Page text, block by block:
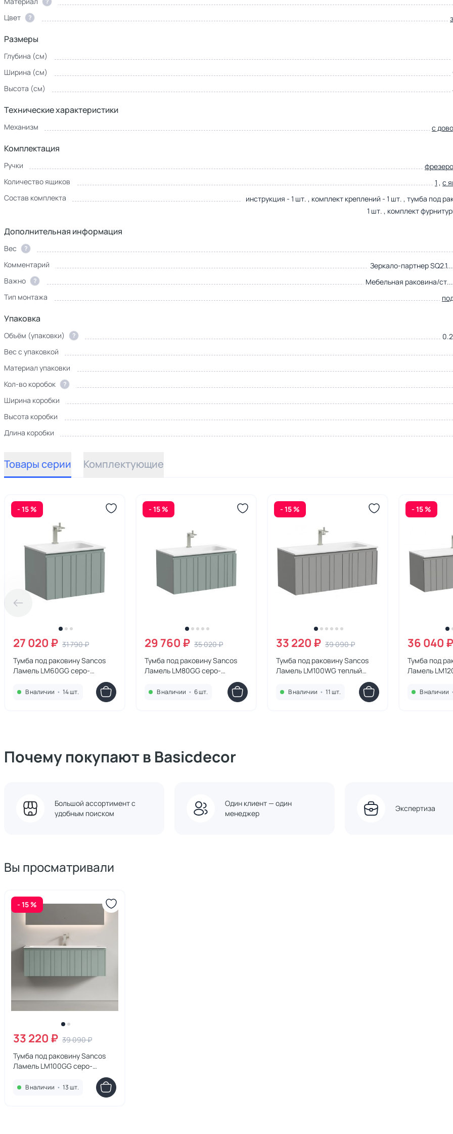
Цвет
?
Размеры
Глубина (см)
Ширина (см)
Высота (см)
Технические характеристики
Механизм с
Комплектация
Ручки
Количество ящиков
1 , с
Состав комплекта
инструкция - 1 шт. , комплект креплений - 1 шт. , тумба под
1 шт. , комплект
Дополнительная информация
Вес ?
Комментарий
Зеркало-партнер SQ2.1...
Важно ? Мебельная раковина/ст...
Тип монтажа
Упаковка
Объём (упаковки) ?
Вес с упаковкой
Материал упаковки
Кол-во коробок
?
Ширина коробки
Высота коробки
Длина коробки
Товары серии Комплектующие
- 15 %
27 020 ₽ 31 790 ₽
Тумба под раковину Sancos
Ламель LM60GG серо-
В наличии • 14 шт.
- 15 %
29 760 ₽ 35 020 ₽
Тумба под раковину Sancos
Ламель LM80GG серо-
В наличии • 6 шт.
- 15 %
33 220 ₽ 39 090 ₽
Тумба под раковину Sancos
Ламель LM100WG теплый
В наличии • 11 шт.
- 15 %
36 040 ₽
Тумба под
Ламель
В наличии •
Почему покупают в Basicdecor
Большой ассортимент с
удобным поиском
Один клиент — один
менеджер
Экспертиза
Вы просматривали
- 15 %
33 220 ₽ 39 090 ₽
Тумба под раковину Sancos
Ламель LM100GG серо-
В наличии • 13 шт.